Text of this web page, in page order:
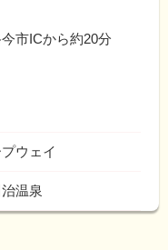
市ICから約20分
ウェイ
温泉